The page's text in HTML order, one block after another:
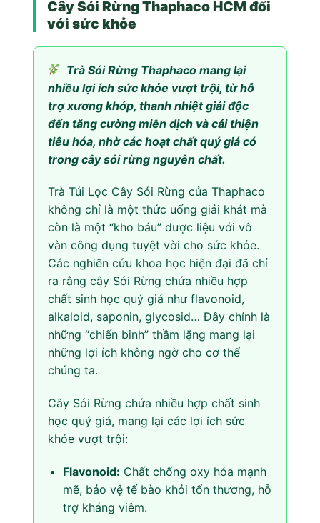
Cây Sói Rừng Thaphaco HCM đối
với sức khỏe
Trà Sói Rừng Thaphaco mang lại
nhiều lợi ích sức khỏe vượt trội, từ hỗ
trợ xương khớp, thanh nhiệt giải độc
đến tăng cường miễn dịch và cải thiện
tiêu hóa, nhờ các hoạt chất quý giá có
trong cây sói rừng nguyên chất.
Trà Túi Lọc Cây Sói Rừng của Thaphaco
không chỉ là một thức uống giải khát mà
còn là một “kho báu” dược liệu với vô
vàn công dụng tuyệt vời cho sức khỏe.
Các nghiên cứu khoa học hiện đại đã chỉ
ra rằng cây Sói Rừng chứa nhiều hợp
chất sinh học quý giá như flavonoid,
alkaloid, saponin, glycosid… Đây chính là
những “chiến binh” thầm lặng mang lại
những lợi ích không ngờ cho cơ thể
chúng ta.
Cây Sói Rừng chứa nhiều hợp chất sinh
học quý giá, mang lại các lợi ích sức
khỏe vượt trội:
Flavonoid: Chất chống oxy hóa mạnh
mẽ, bảo vệ tế bào khỏi tổn thương, hỗ
trợ kháng viêm.